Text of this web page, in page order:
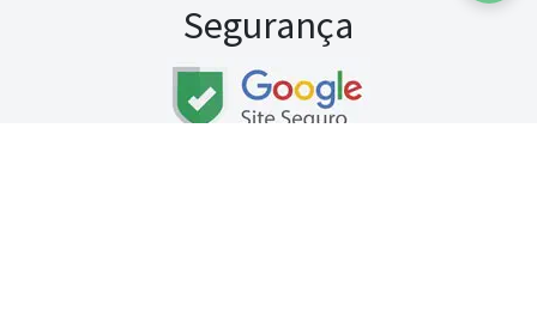
Segurança